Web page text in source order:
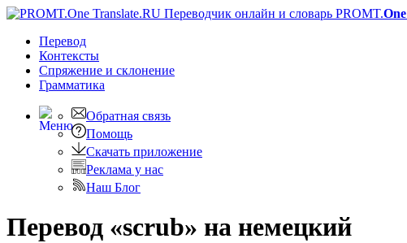
PROMT.One
Перевод
Контексты
Спряжение и склонение
Грамматика
Обратная связь
Помощь
Скачать приложение
Реклама у нас
Наш Блог
Перевод «scrub» на немецкий